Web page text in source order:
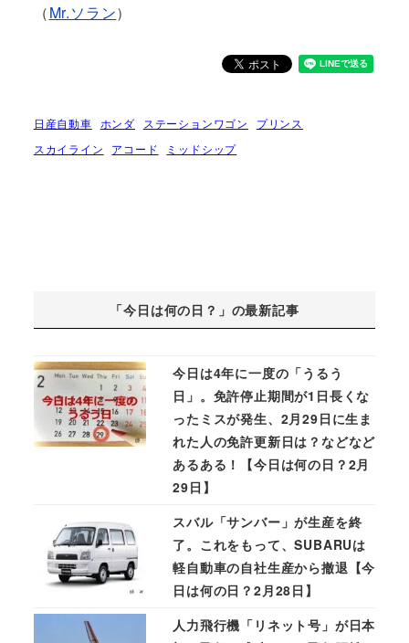
（Mr.ソラン）
日産自動車 ホンダ ステーションワゴン
プリンス
スカイライン
アコード ミッドシップ
「今日は何の日？」の最新記事
今日は4年に一度の「うるう
日」。免許停止期間が1日長くな
ったミスが発生、2月29日に生ま
れた人の免許更新日は？などなど
あるある！【今日は何の日？2月
29日】
スバル「サンバー」が生産を終
了。これをもって、SUBARUは
軽自動車の自社生産から撤退【今
日は何の日？2月28日】
人力飛行機「リネット号」が日本